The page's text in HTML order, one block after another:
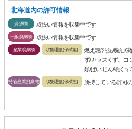
北海道内の許可情報
資源物 取扱い情報を収集中です
一般廃棄物 取扱い情報を収集中です
産業廃棄物 収集運搬(保積無)
燃え殻/汚泥/廃油/
ず/ガラスくず、コ
類/ばいじん/紙く
特管産業廃棄物 収集運搬(保積無) 所持している許可